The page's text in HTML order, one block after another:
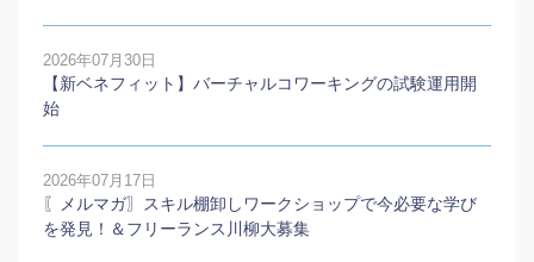
2026年07月30日
【新ベネフィット】バーチャルコワーキングの試験運用開
始
2026年07月17日
〖メルマガ〗スキル棚卸しワークショップで今必要な学び
を発見！＆フリーランス川柳大募集